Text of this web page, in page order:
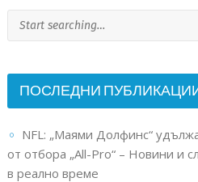
ПОСЛЕДНИ
NFL: „Маями Долфинс“
от отбора „All-Pro“ – Новини и
в реално време